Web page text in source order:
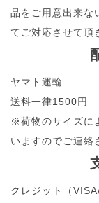
品をご用意出来な
てご対応させて頂
ヤマト運輸
送料一律1500円
※荷物のサイズに
いますのでご連絡
クレジット（